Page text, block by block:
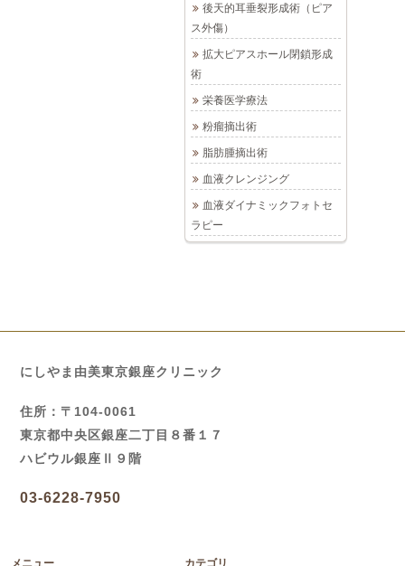
後天的耳垂裂形成術（ピア
ス外傷）
拡大ピアスホール閉鎖形成
術
栄養医学療法
粉瘤摘出術
脂肪腫摘出術
血液クレンジング
血液ダイナミックフォトセ
ラピー
にしやま由美東京銀座クリニック
住所：〒104-0061
東京都中央区銀座二丁目８番１７
ハビウル銀座Ⅱ９階
03-6228-7950
メニュー カテゴリ